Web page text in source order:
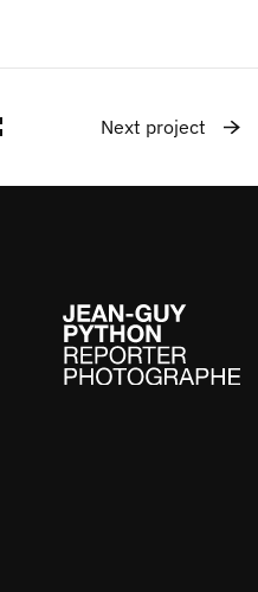
Next project